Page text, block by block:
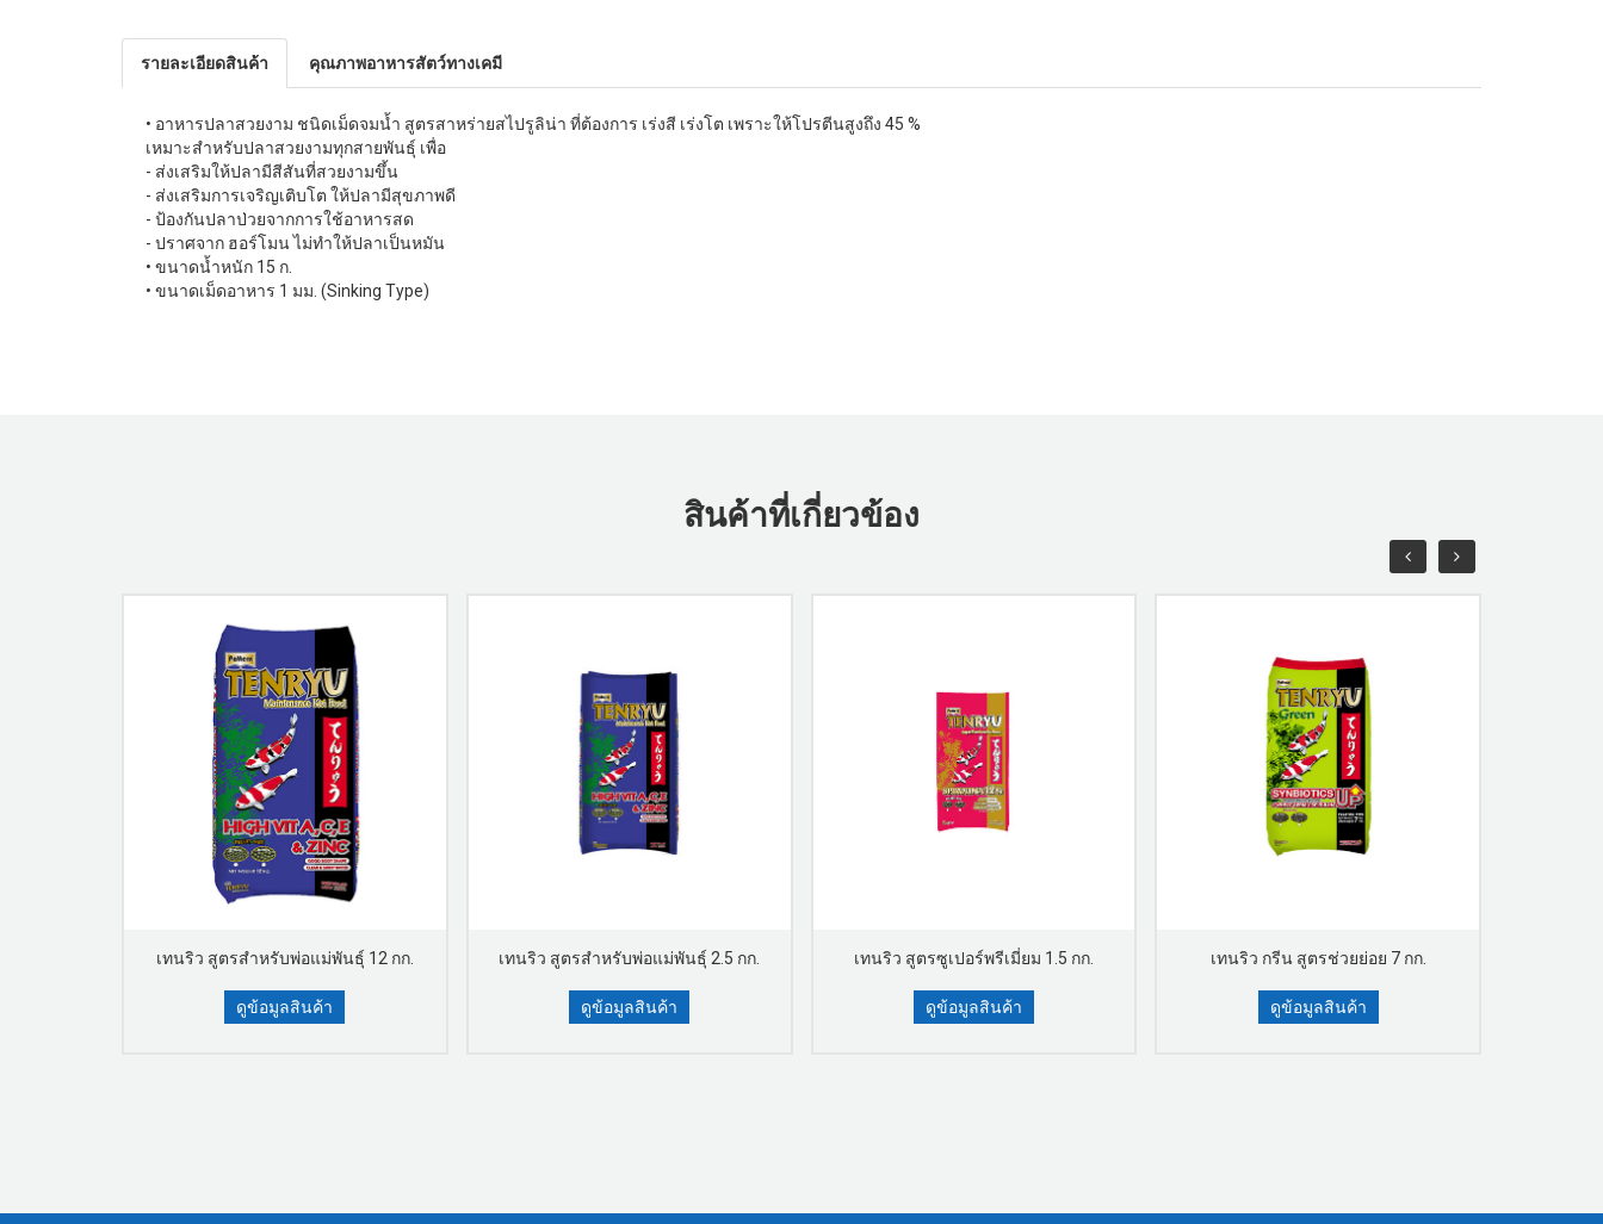
รายละเอียดสินค้า คุณภาพอาหารสัตว์ทางเคมี
• อาหารปลาสวยงาม ชนิดเม็ดจมน้ำ สูตรสาหร่ายสไปรูลิน่า ที่ต้องการ เร่งสี เร่งโต เพราะให้โปรตีนสูงถึง 45 %
เหมาะสำหรับปลาสวยงามทุกสายพันธุ์ เพื่อ
- ส่งเสริมให้ปลามีสีสันที่สวยงามขึ้น
- ส่งเสริมการเจริญเติบโต ให้ปลามีสุขภาพดี
- ป้องกันปลาป่วยจากการใช้อาหารสด
- ปราศจาก ฮอร์โมน ไม่ทำให้ปลาเป็นหมัน
• ขนาดนํ้าหนัก 15 ก.
• ขนาดเม็ดอาหาร 1 มม. (Sinking Type)
สินค้าที่เกี่ยวข้อง
เทนริว สูตรสำหรับพ่อแม่พันธุ์ 12 กก.
ดูข้อมูลสินค้า
เทนริว สูตรสำหรับพ่อแม่พันธุ์ 2.5 กก.
ดูข้อมูลสินค้า
เทนริว สูตรซูเปอร์พรีเมี่ยม 1.5 กก.
ดูข้อมูลสินค้า
เทนริว กรีน สูตรช่วยย่อย 7 กก.
ดูข้อมูลสินค้า